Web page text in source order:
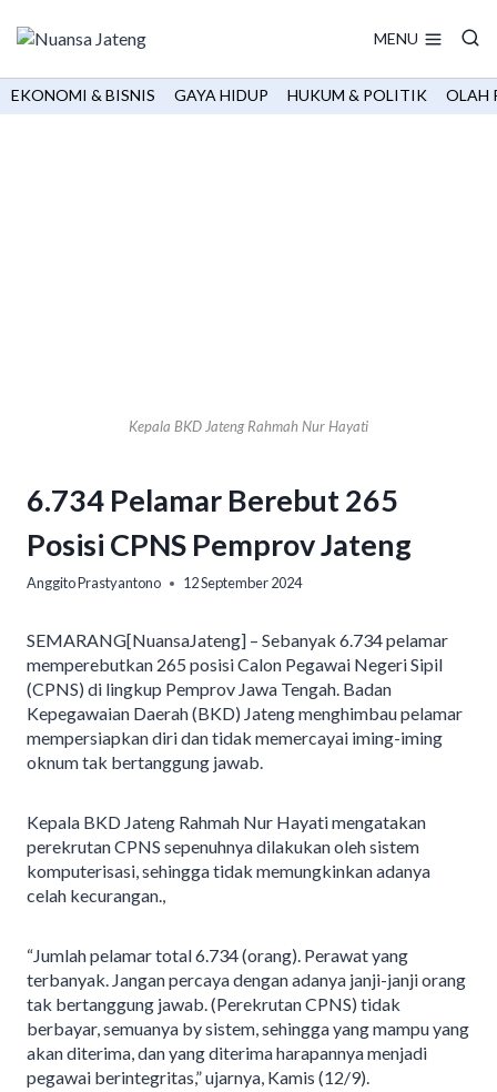
MENU
EKONOMI & BISNIS GAYA HIDUP HUKUM & POLITIK OLAH
Kepala BKD Jateng Rahmah Nur Hayati
6.734 Pelamar Berebut 265
Posisi CPNS Pemprov Jateng
Anggito Prastyantono 12 September 2024
SEMARANG[NuansaJateng] – Sebanyak 6.734 pelamar
memperebutkan 265 posisi Calon Pegawai Negeri Sipil
(CPNS) di lingkup Pemprov Jawa Tengah. Badan
Kepegawaian Daerah (BKD) Jateng menghimbau pelamar
mempersiapkan diri dan tidak memercayai iming-iming
oknum tak bertanggung jawab.
Kepala BKD Jateng Rahmah Nur Hayati mengatakan
perekrutan CPNS sepenuhnya dilakukan oleh sistem
komputerisasi, sehingga tidak memungkinkan adanya
celah kecurangan.,
“Jumlah pelamar total 6.734 (orang). Perawat yang
terbanyak. Jangan percaya dengan adanya janji-janji orang
tak bertanggung jawab. (Perekrutan CPNS) tidak
berbayar, semuanya by sistem, sehingga yang mampu yang
akan diterima, dan yang diterima harapannya menjadi
pegawai berintegritas,” ujarnya, Kamis (12/9).